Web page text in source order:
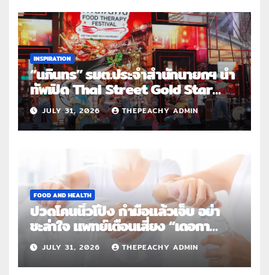
INSPIRATION
“นภินทร” รมต.ประจำสำนักนายกฯ นำ
ทัพเปิด Thai Street Gold Star
Roadshow 3 จังหวัดต้นแบบ
JULY 31, 2026 THEPEACHY ADMIN
FOOD AND HEALTH
ปวดโคนนิ้วโป้ง กำมือแล้วเจ็บ อย่า
ชะล่าใจ แพทย์เตือนเสี่ยง “เดอกา
แวง” โรคปลอกหุ้มเอ็นอักเสบจากการ
ใช้งานซ้ำ
JULY 31, 2026 THEPEACHY ADMIN